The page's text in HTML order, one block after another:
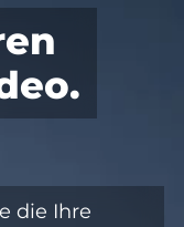
die Ihre